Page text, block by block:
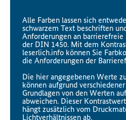
Alle Farben lassen sich
schwarzem Text beschriften
Anforderungen an
der DIN 1450. Mit dem
leserlich.info können Sie
die Anforderungen der
Die hier angegebenen Werte
können aufgrund
Grundlagen von den Werten
abweichen. Dieser
hängt zusätzlich vom
Lichtverhältnissen ab.